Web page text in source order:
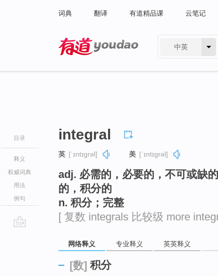
词典 翻译 有道精品课 云笔记
中英
目录
释义
权威词典
用法
例句
integral
英 [ˈɪntɪɡrəl] 美 [ˈɪntɪɡrəl]
adj. 必需的，必要的，不可或缺
的，积分的
n. 积分；完整
[ 复数 integrals 比较级 more
网络释义 专业释义 英英释义
[数] 积分